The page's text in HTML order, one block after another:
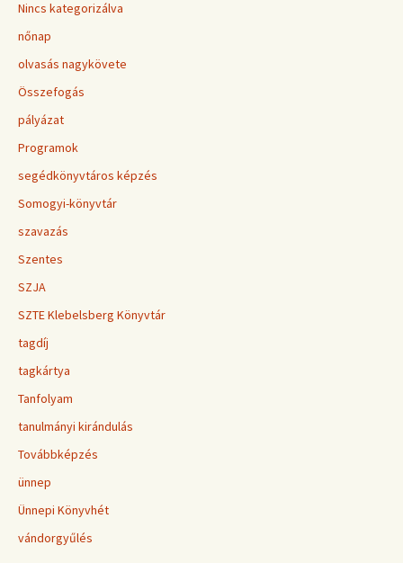
Nincs kategorizálva
nőnap
olvasás nagykövete
Összefogás
pályázat
Programok
segédkönyvtáros képzés
Somogyi-könyvtár
szavazás
Szentes
SZJA
SZTE Klebelsberg Könyvtár
tagdíj
tagkártya
Tanfolyam
tanulmányi kirándulás
Továbbképzés
ünnep
Ünnepi Könyvhét
vándorgyűlés